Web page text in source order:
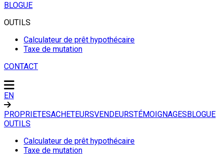
BLOGUE
OUTILS
Calculateur de prêt hypothécaire
Taxe de mutation
CONTACT
EN
PROPRIETESACHETEURSVENDEURSTÉMOIGNAGESBLOGUE
OUTILS
Calculateur de prêt hypothécaire
Taxe de mutation